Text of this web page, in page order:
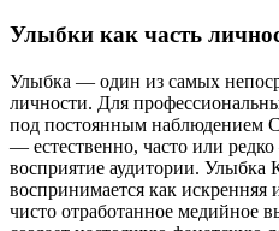
Улыбки как часть
Улыбка — один из самых
личности. Для
под постоянным наблюдением
— естественно, часто или
восприятие аудитории. Улыбка
воспринимается как искренняя
чисто отработанное медийное